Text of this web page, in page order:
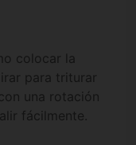
colocar la
para triturar
una rotación
fácilmente.